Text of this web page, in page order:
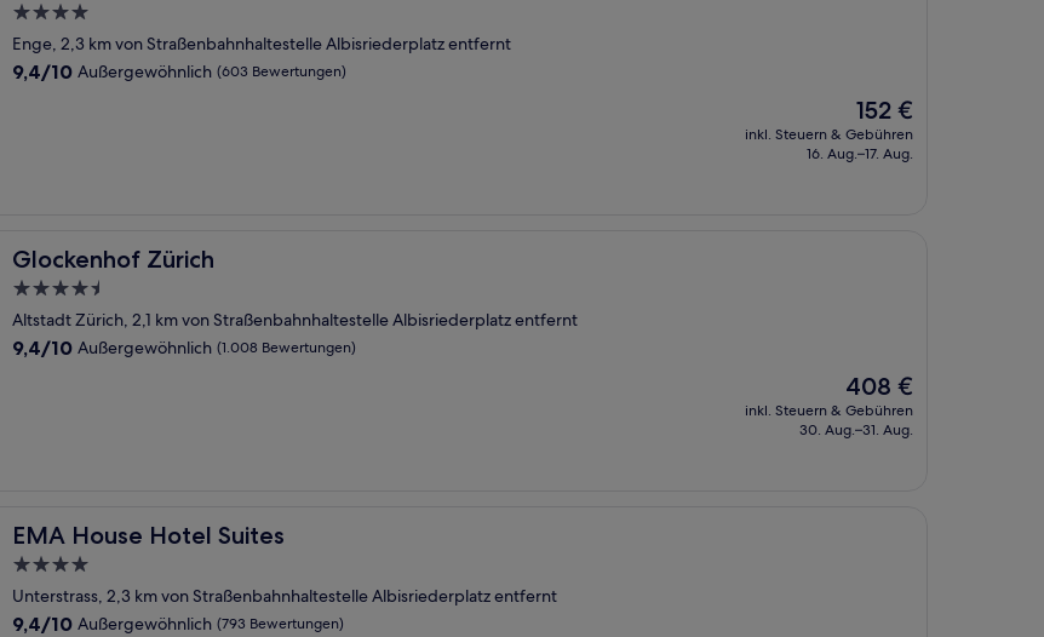
4.0-
Sterne-
Unterkunft
Enge, 2,3 km von Straßenbahnhaltestelle Albisriederplatz entfernt
9.4
9,4/10 Außergewöhnlich (603 Bewertungen)
Der
Preis
beträgt
152 €
inkl. Steuern & Gebühren
16. Aug.–17. Aug.
Glockenhof Zürich
Glockenhof Zürich
4.5-
Sterne-
Unterkunft
Altstadt Zürich, 2,1 km von Straßenbahnhaltestelle Albisriederplatz entfernt
9.4
9,4/10 Außergewöhnlich (1.008 Bewertungen)
Der
Preis
beträgt
408 €
inkl. Steuern & Gebühren
30. Aug.–31. Aug.
EMA House Hotel Suites
EMA House Hotel Suites
4.0-
Sterne-
Unterkunft
Unterstrass, 2,3 km von Straßenbahnhaltestelle Albisriederplatz entfernt
9.4
9,4/10 Außergewöhnlich (793 Bewertungen)